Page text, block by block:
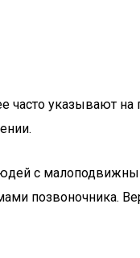
указывают
с
позвоночника.